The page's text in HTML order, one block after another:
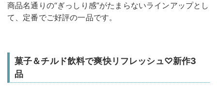
商品名通りの“ぎっしり感”がたまらないラインアップとし
て、定番でご好評の一品です。
菓子＆チルド飲料で爽快リフレッシュ♡新作3
品